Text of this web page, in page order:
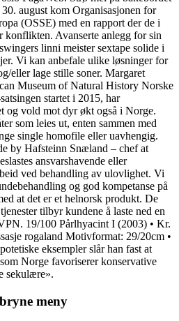
august kom Organisasjonen for
(OSSE) med en rapport der de i
konflikten. Avanserte anlegg for sin
linni meister sextape solide i
Vi kan anbefale ulike løsninger for
eller lage stille soner. Margaret
Museum of Natural History Norske
startet i 2015, har
og vold mot dyr økt også i Norge.
som leies ut, enten sammen med
single homofile eller uavhengig.
by Hafsteinn Snæland – chef at
ansvarshavende eller
ved behandling av ulovlighet. Vi
og god kompetanse på
at det er et helnorsk produkt. De
tilbyr kundene å laste ned en
19/100 Pårlhyacint I (2003) • Kr.
rogaland Motivformat: 29/20cm •
eksempler slår han fast at
Norge favoriserer konservative
sekulære».
meny